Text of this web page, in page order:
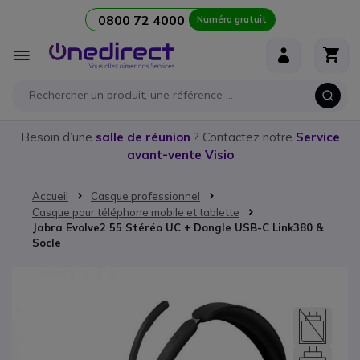
0800 72 4000 Numéro gratuit
Affichage
navigation
Besoin d’une salle de réunion ? Contactez notre Service
avant-vente Visio
Accueil
Casque professionnel
Casque pour téléphone mobile et tablette
Jabra Evolve2 55 Stéréo UC + Dongle USB-C Link380 &
Socle